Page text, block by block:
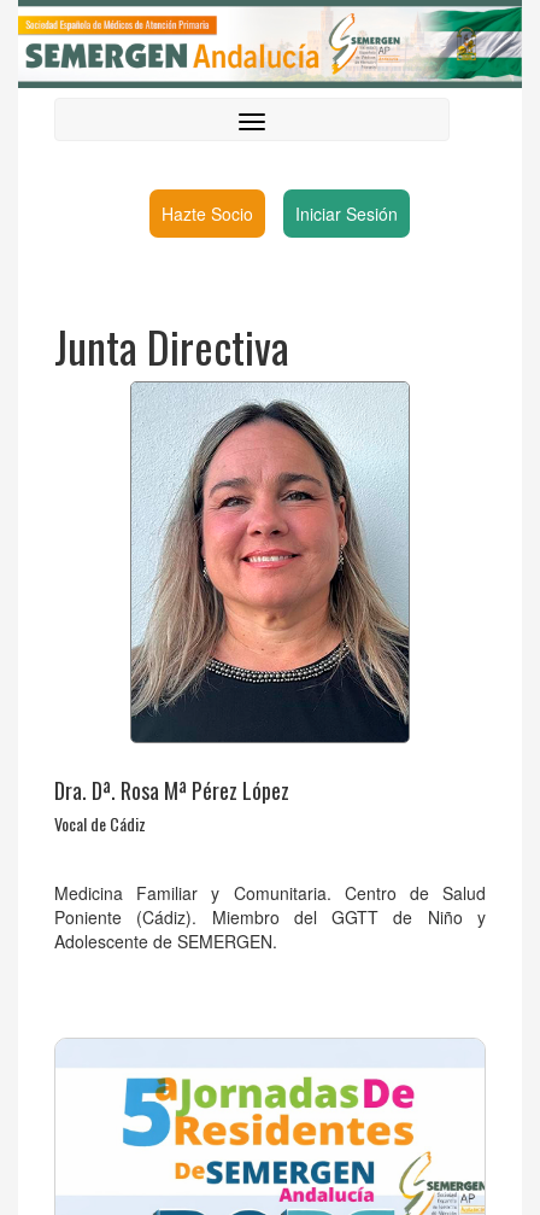
Hazte Socio Iniciar Sesión
Junta Directiva
Dra. Dª. Rosa Mª Pérez López
Vocal de Cádiz
Medicina Familiar y Comunitaria. Centro de Salud
Poniente (Cádiz). Miembro del GGTT de Niño y
Adolescente de SEMERGEN.